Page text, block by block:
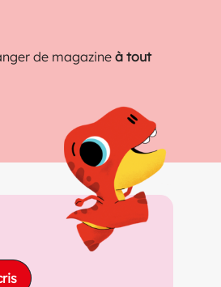
de magazine à tout